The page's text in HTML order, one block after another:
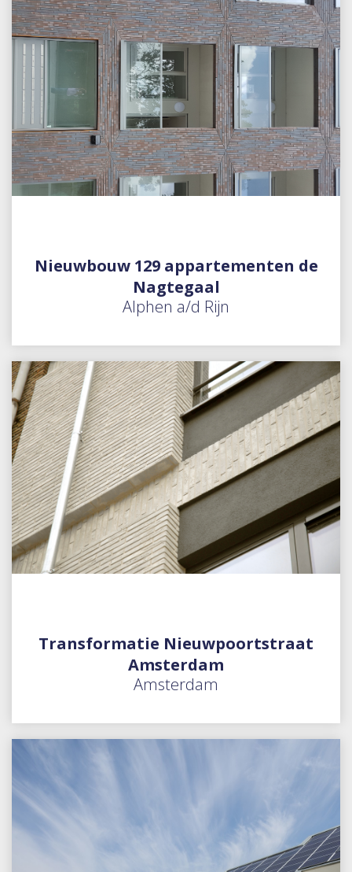
Nieuwbouw 129 appartementen de
Nagtegaal
Alphen a/d Rijn
Transformatie Nieuwpoortstraat
Amsterdam
Amsterdam